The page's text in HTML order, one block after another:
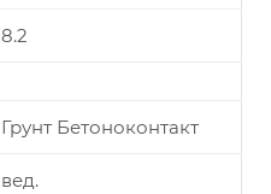
8.2
Грунт Бетоноконтакт
вед.